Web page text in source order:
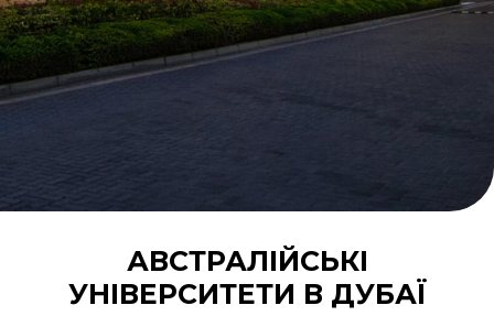
АВСТРАЛІЙСЬКІ
УНІВЕРСИТЕТИ В ДУБАЇ